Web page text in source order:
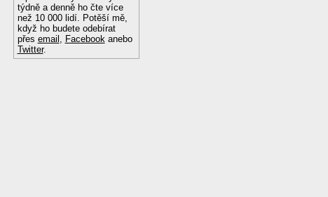
týdně a denně ho čte více
než 10 000 lidí. Potěší mě,
když ho budete odebírat
přes email , Facebookanebo
Twitter.